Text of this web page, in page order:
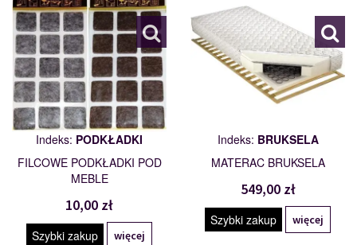
Indeks: PODKŁADKI
FILCOWE PODKŁADKI POD
MEBLE
10,00 zł
Szybki zakup więcej
Indeks: BRUKSELA
MATERAC BRUKSELA
549,00 zł
Szybki zakup więcej